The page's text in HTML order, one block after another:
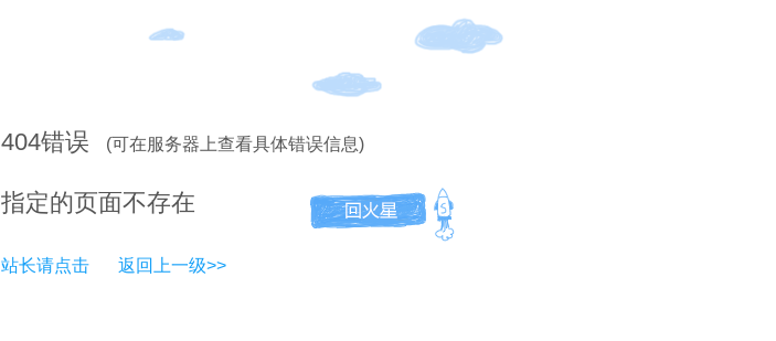
404错误 (可在服务器上查看具体错误信息)
指定的页面不存在
站长请点击 返回上一级>>